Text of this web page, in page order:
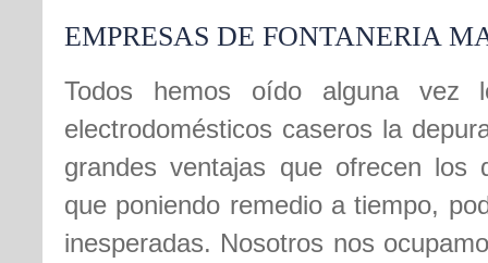
EMPRESAS DE FONTANERIA
Todos hemos oído alguna vez
electrodomésticos caseros la
grandes ventajas que ofrecen los
que poniendo remedio a tiempo,
inesperadas. Nosotros nos